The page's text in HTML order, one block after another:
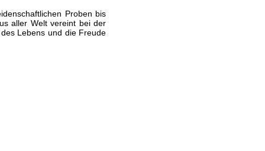
Proben bis
aller Welt vereint bei der
Lebens und die Freude